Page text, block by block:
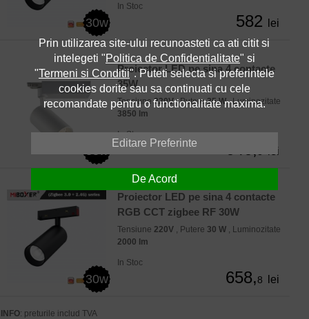
30w
In Stoc
582 lei
Proiector LED pe sina 4 contacte
35W
Tensiune220V, Putere35 W, Luminozitate
3850 lm
In Stoc
lei
30w
Proiector LED pe sina 4 contacte
RGB CCT zigbee RF 30W
Tensiune 220V , Putere 30 W , Luminozitate
2000 lm
In Stoc
658,8 lei
INFO: preturile includ TVA
Prin utilizarea site-ului recunoasteti ca ati citit si
intelegeti "Politica de Confidentialitate" si
"Termeni si Conditii". Puteti selecta si preferintele
cookies dorite sau sa continuati cu cele
recomandate pentru o functionalitate maxima.
Editare Preferinte
De Acord